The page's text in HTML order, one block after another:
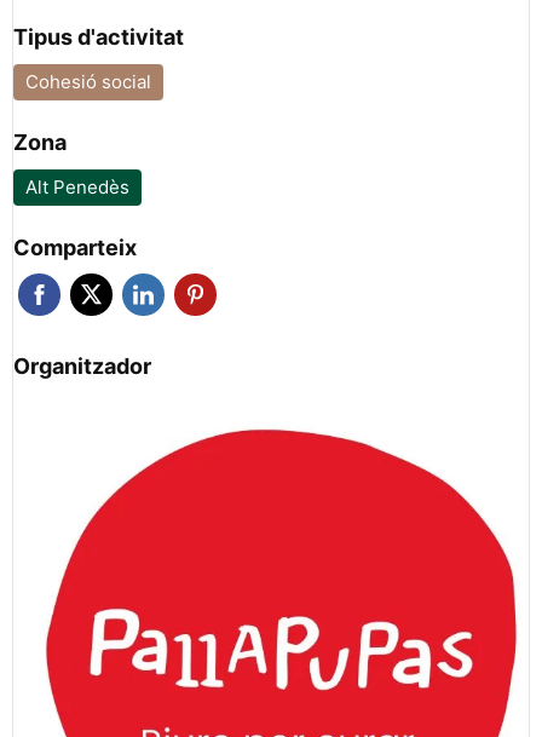
Tipus d'activitat
Cohesió social
Zona
Alt Penedès
Comparteix
Organitzador